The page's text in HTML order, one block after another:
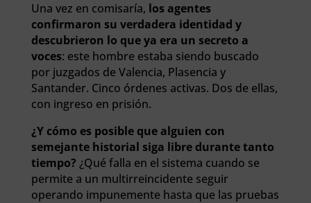
Una vez en comisaría, los agentes
confirmaron su verdadera identidad y
descubrieron lo que ya era un secreto a
voces: este hombre estaba siendo buscado
por juzgados de Valencia, Plasencia y
Santander. Cinco órdenes activas. Dos de ellas,
con ingreso en prisión.
¿Y cómo es posible que alguien con
semejante historial siga libre durante tanto
tiempo? ¿Qué falla en el sistema cuando se
permite a un multirreincidente seguir
operando impunemente hasta que las pruebas